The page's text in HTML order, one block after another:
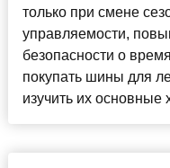
только при смене
управляемости,
безопасности о
покупать шины для
изучить их основные